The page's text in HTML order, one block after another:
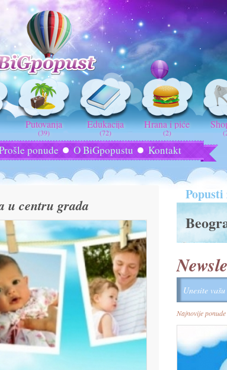
Putovanja
(39)
Edukacija
(72)
Hrana i piće
(2)
ponude O BiGpopustu Kontakt
u centru grada
Najnovije